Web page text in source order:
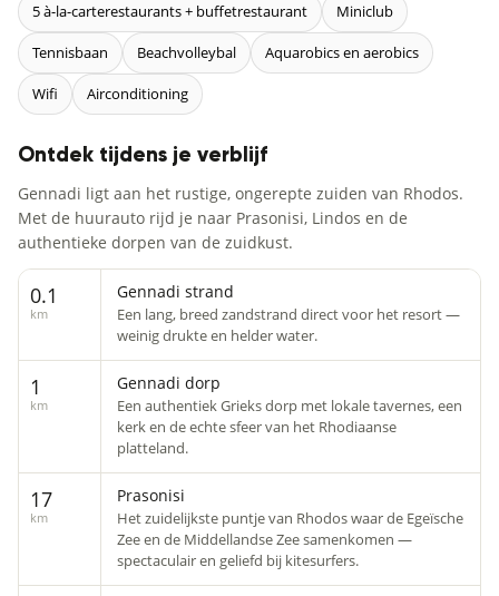
5 à-la-carterestaurants + buffetrestaurant Miniclub
Tennisbaan Beachvolleybal Aquarobics en aerobics
Wifi Airconditioning
Ontdek tijdens je verblijf
Gennadi ligt aan het rustige, ongerepte zuiden van Rhodos.
Met de huurauto rijd je naar Prasonisi, Lindos en de
authentieke dorpen van de zuidkust.
0.1
km
Gennadi strand
Een lang, breed zandstrand direct voor het resort —
weinig drukte en helder water.
1
km
Gennadi dorp
Een authentiek Grieks dorp met lokale tavernes, een
kerk en de echte sfeer van het Rhodiaanse
platteland.
17
km
Prasonisi
Het zuidelijkste puntje van Rhodos waar de Egeïsche
Zee en de Middellandse Zee samenkomen —
spectaculair en geliefd bij kitesurfers.